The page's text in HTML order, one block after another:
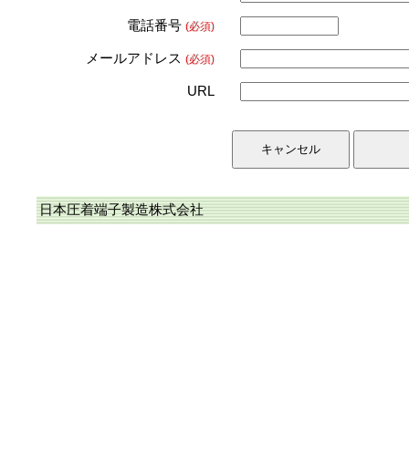
電話番号 (必須)
メールアドレス (必須)
URL
日本圧着端子製造株式会社